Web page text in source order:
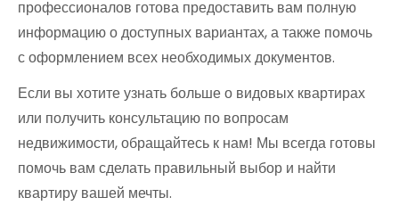
профессионалов готова предоставить вам полную
информацию о доступных вариантах, а также помочь
с оформлением всех необходимых документов.
Если вы хотите узнать больше о видовых квартирах
или получить консультацию по вопросам
недвижимости, обращайтесь к нам! Мы всегда готовы
помочь вам сделать правильный выбор и найти
квартиру вашей мечты.